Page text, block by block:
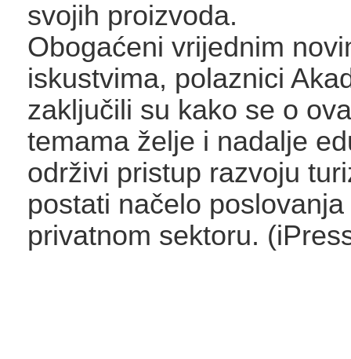
svojih proizvoda.
Obogaćeni vrijednim
iskustvima, polaznici
zaključili su kako se o
temama želje i nadalje
održivi pristup razvoju
postati načelo
privatnom sektoru.